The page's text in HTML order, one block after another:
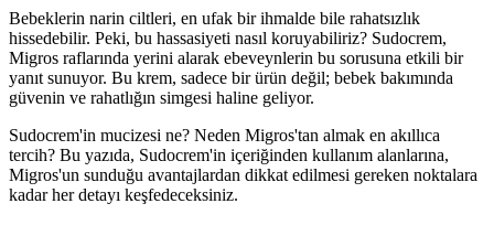
Bebeklerin narin ciltleri, en ufak bir ihmalde bile rahatsızlık
hissedebilir. Peki, bu hassasiyeti nasıl koruyabiliriz? Sudocrem,
Migros raflarında yerini alarak ebeveynlerin bu sorusuna etkili bir
yanıt sunuyor. Bu krem, sadece bir ürün değil; bebek bakımında
güvenin ve rahatlığın simgesi haline geliyor.
Sudocrem'in mucizesi ne? Neden Migros'tan almak en akıllıca
tercih? Bu yazıda, Sudocrem'in içeriğinden kullanım alanlarına,
Migros'un sunduğu avantajlardan dikkat edilmesi gereken noktalara
kadar her detayı keşfedeceksiniz.